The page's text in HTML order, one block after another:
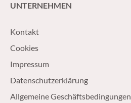
UNTERNEHMEN
Kontakt
Cookies
Impressum
Datenschutzerklärung
Allgemeine Geschäftsbedingungen